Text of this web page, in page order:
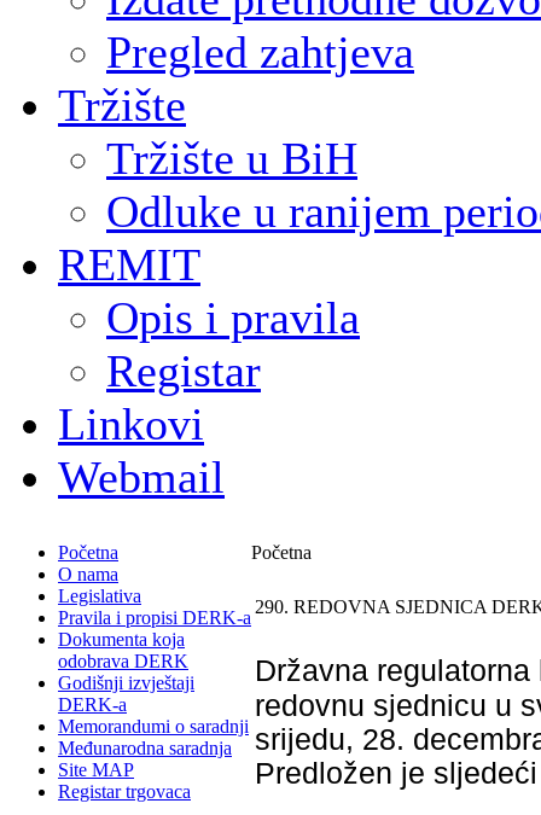
Pregled zahtjeva
Tržište
Tržište u BiH
Odluke u ranijem
REMIT
Opis i pravila
Registar
Linkovi
Webmail
Početna
O nama
Legislativa
Pravila i propisi DERK-a
Dokumenta koja
odobrava DERK
Godišnji izvještaji
DERK-a
Memorandumi o saradnji
Međunarodna saradnja
Site MAP
Registar trgovaca
Početna
290. REDOVNA SJEDNICA
Državna
redovnu sjednicu u
srijedu, 28.
Predložen je